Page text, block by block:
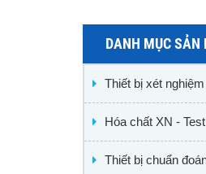
DANH MỤC SẢN
Thiết bị xét nghiệm
Hóa chất XN -
Thiết bị chuẩn